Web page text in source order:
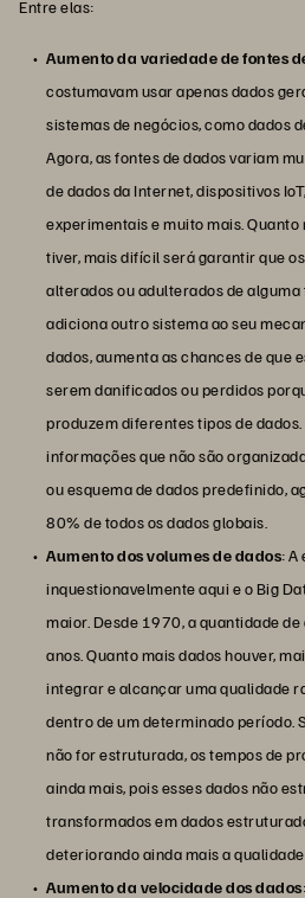
Entre elas:
Aumento da variedade de fontes
costumavam usar apenas dados
sistemas de negócios, como dados
Agora, as fontes de dados variam
de dados da Internet, dispositivos
experimentais e muito mais. Quanto
tiver, mais difícil será garantir que
alterados ou adulterados de
adiciona outro sistema ao seu
dados, aumenta as chances de que
serem danificados ou perdidos
produzem diferentes tipos de
informações que não são
ou esquema de dados predefinido,
80% de todos os dados globais.
Aumento dos volumes de dados: A
inquestionavelmente aqui e o Big
maior. Desde 1970, a quantidade
anos. Quanto mais dados houver,
integrar e alcançar uma qualidade
dentro de um determinado período.
não for estruturada, os tempos de
ainda mais, pois esses dados não
transformados em dados
deteriorando ainda mais a
Aumento da velocidade dos dados